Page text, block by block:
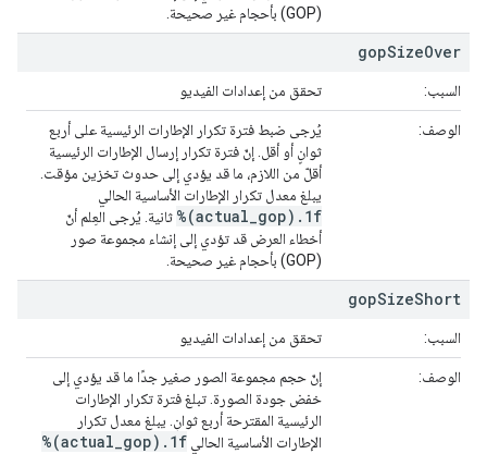
(GOP) بأحجام غير صحيحة.
gopSizeOver
السبب: تحقق من إعدادات الفيديو
الوصف:
يُرجى ضبط فترة تكرار الإطارات الرئيسية على أربع
ثوانٍ أو أقل. إنّ فترة تكرار إرسال الإطارات الرئيسية
أقلّ من اللازم، ما قد يؤدي إلى حدوث تخزين مؤقت.
يبلغ معدل تكرار الإطارات الأساسية الحالي
%(actual_gop).1f ثانية. يُرجى العِلم أنّ
أخطاء العرض قد تؤدي إلى إنشاء مجموعة صور
(GOP) بأحجام غير صحيحة.
gopSizeShort
السبب: تحقق من إعدادات الفيديو
الوصف:
إنّ حجم مجموعة الصور صغير جدًا ما قد يؤدي إلى
خفض جودة الصورة. تبلغ فترة تكرار الإطارات
الرئيسية المقترحة أربع ثوانٍ. يبلغ معدل تكرار
الإطارات الأساسية الحالي %(actual_gop).1f